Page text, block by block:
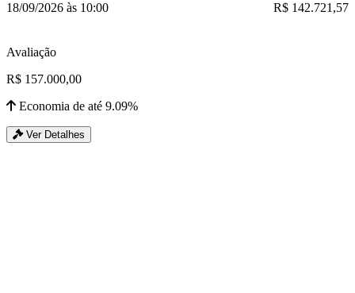
18/09/2026 às 10:00
R$ 142.721,57
Avaliação
R$ 157.000,00
Economia de até 9.09%
Ver Detalhes